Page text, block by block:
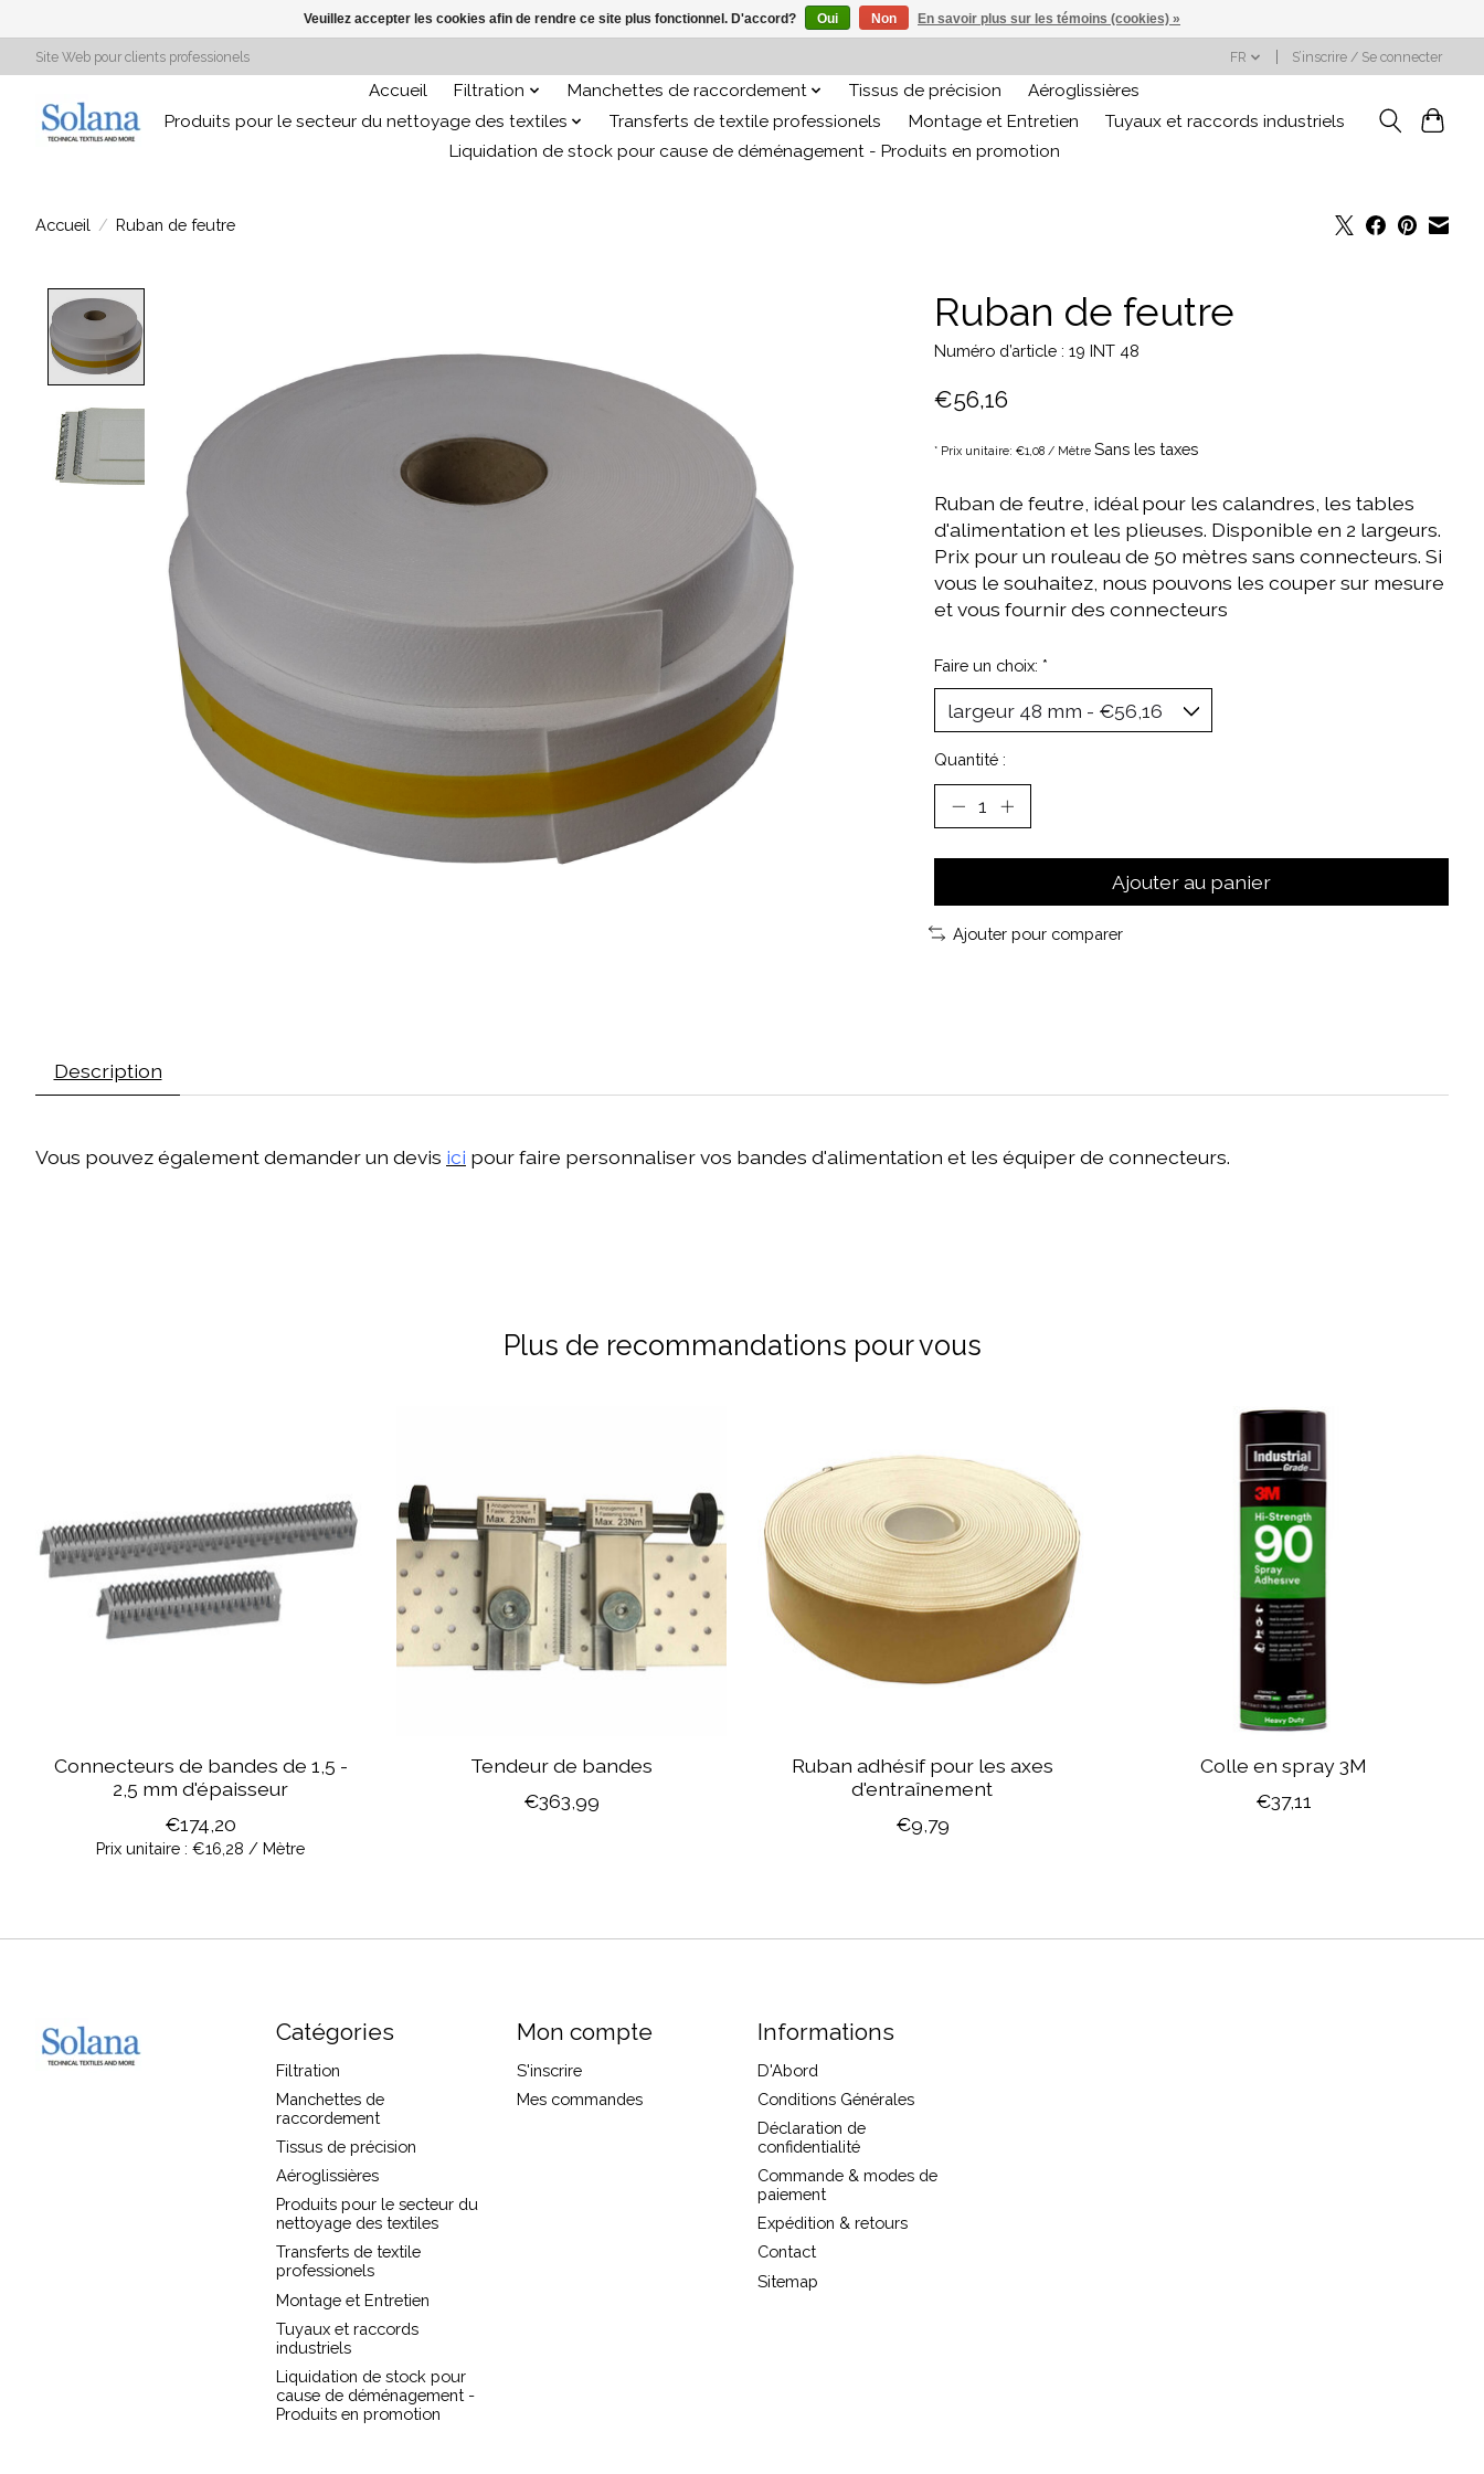
Site Web pour clients professionels FR S’inscrire / Se connecter
Accueil Filtration Manchettes de raccordement Tissus de précision
Aéroglissières
Produits pour le secteur du nettoyage des textiles
Transferts de textile professionels Montage et Entretien
Tuyaux et raccords industriels
Liquidation de stock pour cause de déménagement - Produits en promotion
Accueil / Ruban de feutre
Ruban de feutre
Numéro d’article : 19 INT 48
€56,16
* Prix unitaire: €1,08 / Mètre Sans les taxes
Ruban de feutre, idéal pour les calandres, les tables
d'alimentation et les plieuses. Disponible en 2 largeurs.
Prix pour un rouleau de 50 mètres sans connecteurs. Si
vous le souhaitez, nous pouvons les couper sur mesure
et vous fournir des connecteurs
Faire un choix: *
Quantité :
Ajouter au panier
Ajouter pour comparer
Description
Vous pouvez également demander un devis ici pour faire personnaliser vos bandes d'alimentation et les équiper de connecteurs.
Plus de recommandations pour vous
Connecteurs de bandes de 1,5 -
2,5 mm d'épaisseur
€174,20
Prix unitaire : €16,28 / Mètre
Tendeur de bandes
€363,99
Ruban adhésif pour les axes
d'entraînement
€9,79
Colle en spray 3M
€37,11
Catégories
Filtration
Manchettes de
raccordement
Tissus de précision
Aéroglissières
Produits pour le secteur du
nettoyage des textiles
Transferts de textile
professionels
Montage et Entretien
Tuyaux et raccords
industriels
Liquidation de stock pour
cause de déménagement -
Produits en promotion
Mon compte
S'inscrire
Mes commandes
Informations
D'Abord
Conditions Générales
Déclaration de
confidentialité
Commande & modes de
paiement
Expédition & retours
Contact
Sitemap
Veuillez accepter les cookies afin de rendre ce site plus fonctionnel. D'accord? Oui Non En savoir plus sur les témoins (cookies) »